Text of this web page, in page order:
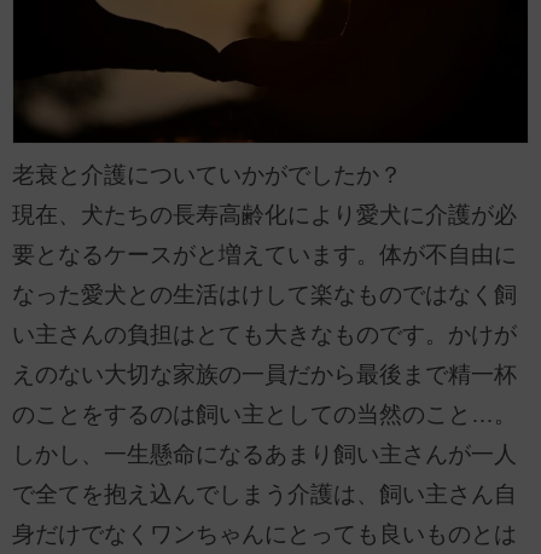
老衰と介護についていかがでしたか？
現在、犬たちの長寿高齢化により愛犬に介護が必
要となるケースがと増えています。体が不自由に
なった愛犬との生活はけして楽なものではなく飼
い主さんの負担はとても大きなものです。かけが
えのない大切な家族の一員だから最後まで精一杯
のことをするのは飼い主としての当然のこと…。
しかし、一生懸命になるあまり飼い主さんが一人
で全てを抱え込んでしまう介護は、飼い主さん自
身だけでなくワンちゃんにとっても良いものとは